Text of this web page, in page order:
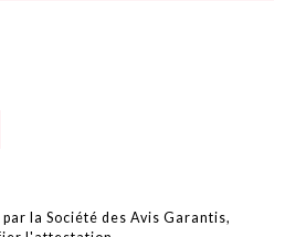
la Société des Avis Garantis,